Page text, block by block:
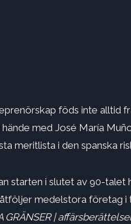
föds inte alltid
med José María
meritlista i den spanska
starten i slutet av 90-talet
medelstora företag i
GRÄNSER |